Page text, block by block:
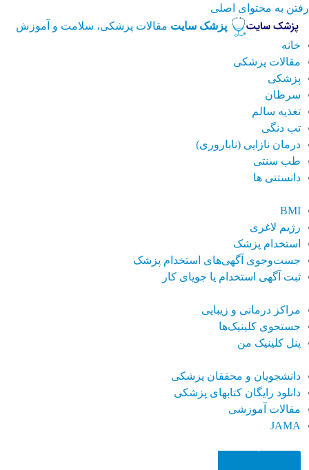
رفتن به محتوای اصلی
پزشک سایت مقالات پزشکی، سلامت و آموزش
خانه
مقالات پزشکی
پزشکی
سرطان
تغذیه سالم
تب دنگی
درمان نازایی (ناباروری)
طب سنتی
دانستنی ها
BMI
رژیم لاغری
استخدام پزشک
جست‌وجوی آگهی‌های استخدام پزشک
ثبت آگهی استخدام یا جویای کار
مراکز درمانی و زیبایی
جستجوی کلینیک‌ها
پنل کلینیک من
دانشجویان و محققان پزشکی
دانلود رایگان کتابهای پزشکی
مقالات آموزشی
JAMA